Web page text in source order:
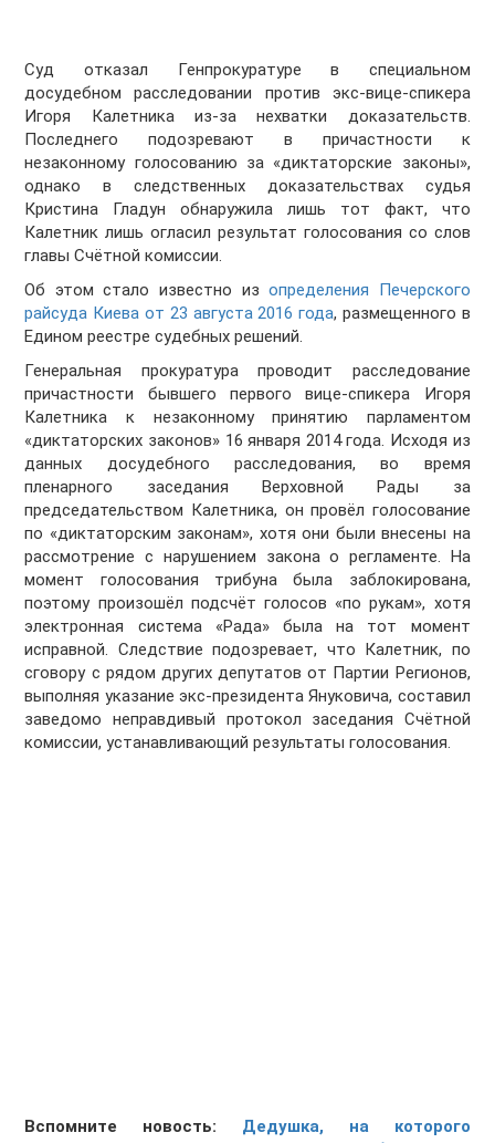
Суд отказал Генпрокуратуре в специальном
досудебном расследовании против экс-вице-спикера
Игоря Калетника из-за нехватки доказательств.
Последнего подозревают в причастности к
незаконному голосованию за «диктаторские законы»,
однако в следственных доказательствах судья
Кристина Гладун обнаружила лишь тот факт, что
Калетник лишь огласил результат голосования со слов
главы Счётной комиссии.
Об этом стало известно изопределения Печерского
райсуда Киева от 23 августа 2016 года, размещенного в
Едином реестре судебных решений.
Генеральная прокуратура проводит расследование
причастности бывшего первого вице-спикера Игоря
Калетника к незаконному принятию парламентом
«диктаторских законов» 16 января 2014 года. Исходя из
данных досудебного расследования, во время
пленарного заседания Верховной Рады за
председательством Калетника, он провёл голосование
по «диктаторским законам», хотя они были внесены на
рассмотрение с нарушением закона о регламенте. На
момент голосования трибуна была заблокирована,
поэтому произошёл подсчёт голосов «по рукам», хотя
электронная система «Рада» была на тот момент
исправной. Следствие подозревает, что Калетник, по
сговору с рядом других депутатов от Партии Регионов,
выполняя указание экс-президента Януковича, составил
заведомо неправдивый протокол заседания Счётной
комиссии, устанавливающий результаты голосования.
Вспомните новость: Дедушка, на которого